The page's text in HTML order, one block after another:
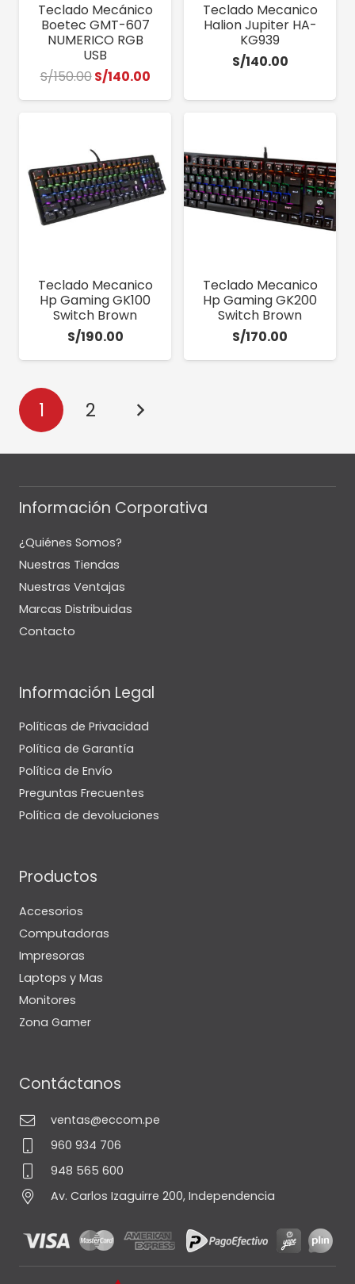
Teclado Mecánico
Boetec GMT-607
NUMERICO RGB
USB
S/150.00El
precio
S/150.00.
S/140.00El
precio
S/140.00.
Teclado Mecanico
Halion Jupiter HA-
KG939
S/140.00
Teclado Mecanico
Hp Gaming GK100
Switch Brown
S/190.00
Teclado Mecanico
Hp Gaming GK200
Switch Brown
S/170.00
1 2
Información Corporativa
¿Quiénes Somos?
Nuestras Tiendas
Nuestras Ventajas
Marcas Distribuidas
Contacto
Información Legal
Políticas de Privacidad
Política de Garantía
Política de Envío
Preguntas Frecuentes
Política de devoluciones
Productos
Accesorios
Computadoras
Impresoras
Laptops y Mas
Monitores
Zona Gamer
Contáctanos
ventas@eccom.pe
960 934 706
948 565 600
Av. Carlos Izaguirre 200, Independencia